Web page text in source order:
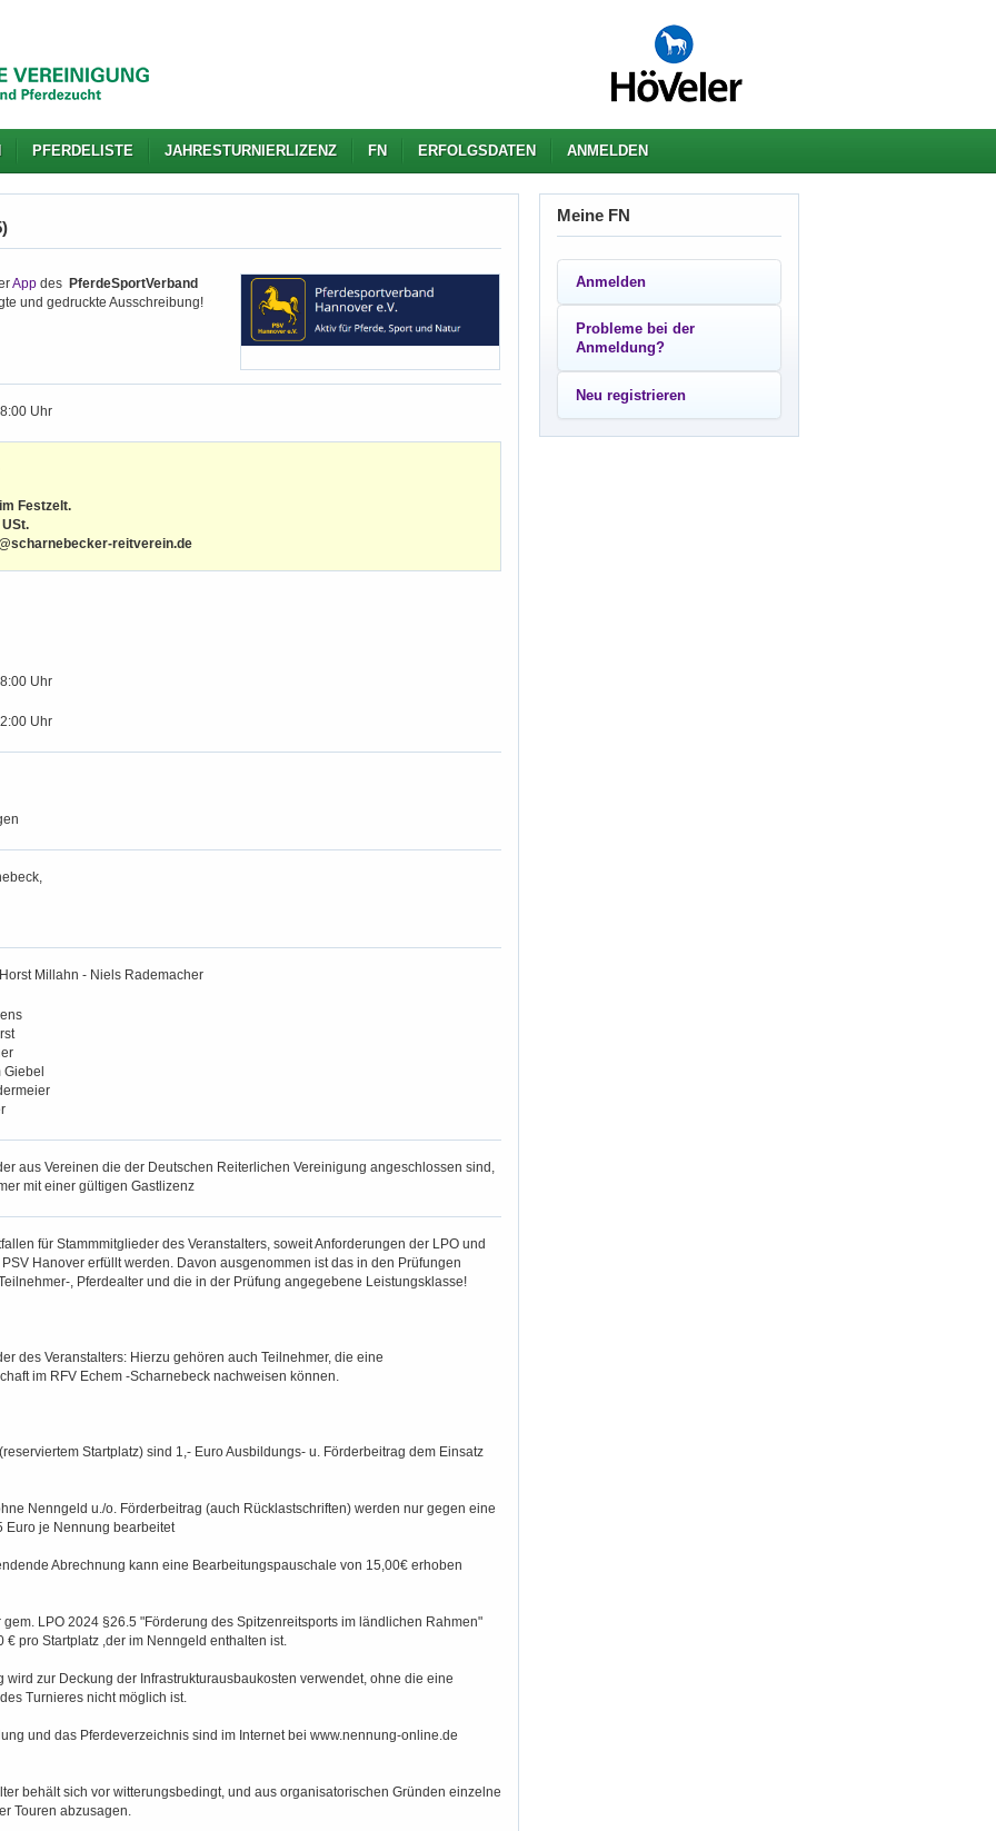
PFERDELISTE JAHRESTURNIERLIZENZ FN ERFOLGSDATEN ANMELDEN
App des PferdeSportVerband
und gedruckte Ausschreibung!
Uhr
Festzelt.
reitverein.de
Uhr
Uhr
Horst Millahn - Niels Rademacher
aus Vereinen die der Deutschen Reiterlichen Vereinigung angeschlossen sind,
mit einer gültigen Gastlizenz
für Stammmitglieder des Veranstalters, soweit Anforderungen der LPO und
PSV Hanover erfüllt werden. Davon ausgenommen ist das in den Prüfungen
, Pferdealter und die in der Prüfung angegebene Leistungsklasse!
des Veranstalters: Hierzu gehören auch Teilnehmer, die eine
im RFV Echem -Scharnebeck nachweisen können.
Startplatz) sind 1,- Euro Ausbildungs- u. Förderbeitrag dem Einsatz
Nenngeld u./o. Förderbeitrag (auch Rücklastschriften) werden nur gegen eine
Euro je Nennung bearbeitet
Abrechnung kann eine Bearbeitungspauschale von 15,00€ erhoben
gem. LPO 2024 §26.5 "Förderung des Spitzenreitsports im ländlichen Rahmen"
€ pro Startplatz ,der im Nenngeld enthalten ist.
wird zur Deckung der Infrastrukturausbaukosten verwendet, ohne die eine
Turnieres nicht möglich ist.
und das Pferdeverzeichnis sind im Internet bei www.nennung-online.de
behält sich vor witterungsbedingt, und aus organisatorischen Gründen einzelne
Touren abzusagen.
Meine FN
Anmelden
Probleme bei der
Anmeldung?
Neu registrieren